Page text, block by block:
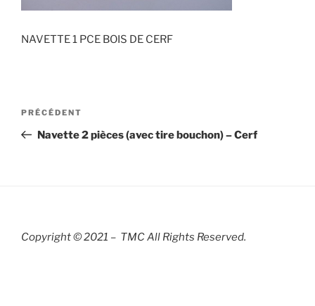
NAVETTE 1 PCE BOIS DE CERF
Navigation
l’article
Article
précédent
PRÉCÉDENT
Navette 2 pièces (avec tire bouchon) – Cerf
Copyright © 2021 – TMC All Rights Reserved.